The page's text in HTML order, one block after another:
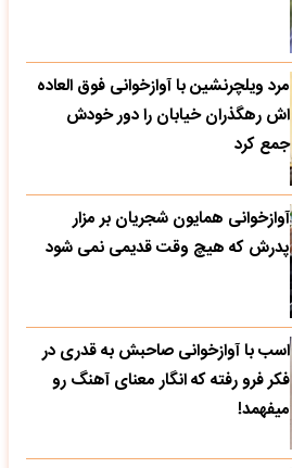
مرد ویلچرنشین با آوازخوانی فوق العاده
اش رهگذران خیابان را دور خودش
جمع کرد
آوازخوانی همایون شجریان بر مزار
پدرش که هیچ وقت قدیمی نمی شود
اسب با آوازخوانی صاحبش به قدری در
فکر فرو رفته که انگار معنای آهنگ رو
میفهمد!